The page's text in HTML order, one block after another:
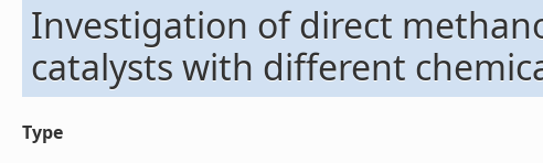
Investigation of direct
catalysts with different
Type